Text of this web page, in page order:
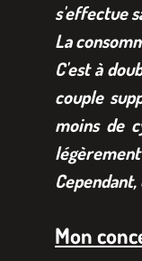
s'effectue
La
C'est à
couple
moins de
Mon